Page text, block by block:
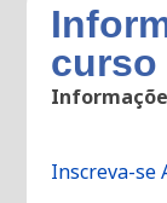
curso
Inscreva-se